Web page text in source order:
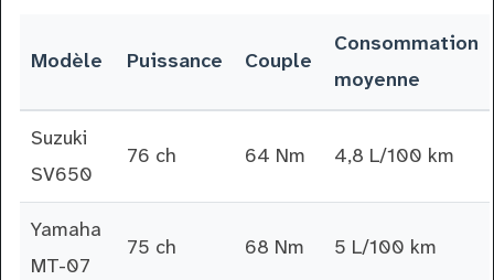
Modèle Puissance Couple
Consommation
moyenne
Suzuki
SV650
76 ch 64 Nm 4,8 L/100 km
Yamaha
MT-07
75 ch 68 Nm 5 L/100 km